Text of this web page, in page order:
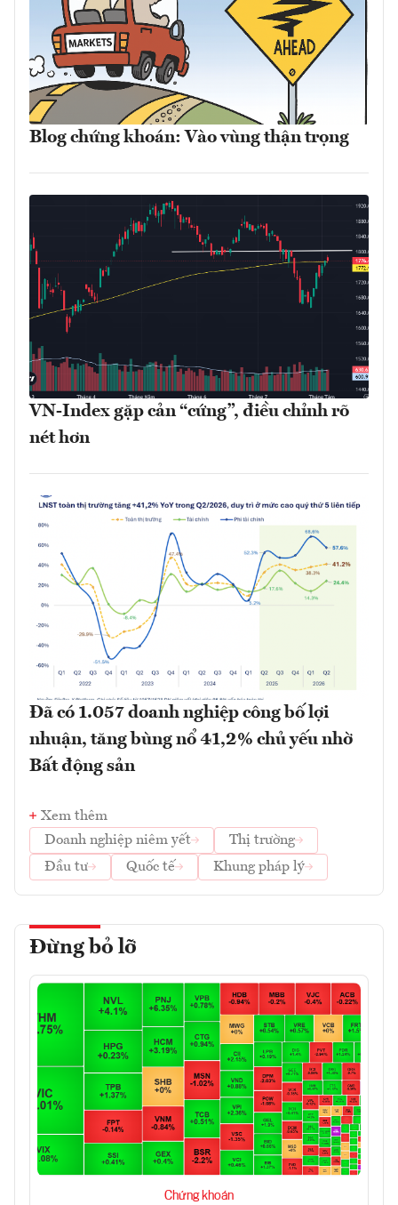
Blog chứng khoán: Vào vùng thận trọng
VN-Index gặp cản “cứng”, điều chỉnh rõ
nét hơn
Đã có 1.057 doanh nghiệp công bố lợi
nhuận, tăng bùng nổ 41,2% chủ yếu nhờ
Bất động sản
Xem thêm
Doanh nghiệp niêm yết
Thị trường
Đầu tư
Quốc tế Khung pháp lý
Đừng bỏ lỡ
Chứng khoán